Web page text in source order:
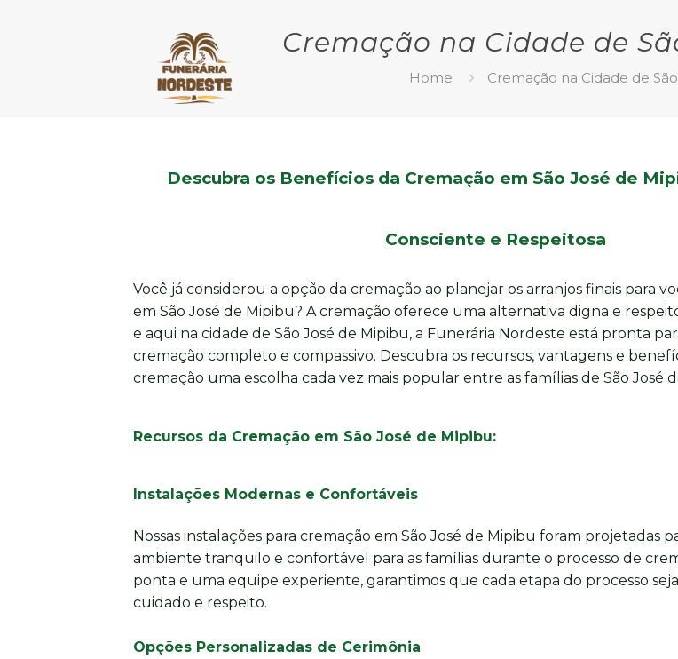
Cremação na Cidade de
Home Cremação na Cidade de
Descubra os Benefícios da Cremação em São José de
Consciente e Respeitosa
Você já considerou a opção da cremação ao planejar os arranjos finais para
em São José de Mipibu? A cremação oferece uma alternativa digna e
e aqui na cidade de São José de Mipibu, a Funerária Nordeste está pronta
cremação completo e compassivo. Descubra os recursos, vantagens e
cremação uma escolha cada vez mais popular entre as famílias de São José
Recursos da Cremação em São José de Mipibu:
Instalações Modernas e Confortáveis
Nossas instalações para cremação em São José de Mipibu foram projetadas
ambiente tranquilo e confortável para as famílias durante o processo de
ponta e uma equipe experiente, garantimos que cada etapa do processo
cuidado e respeito.
Opções Personalizadas de Cerimônia